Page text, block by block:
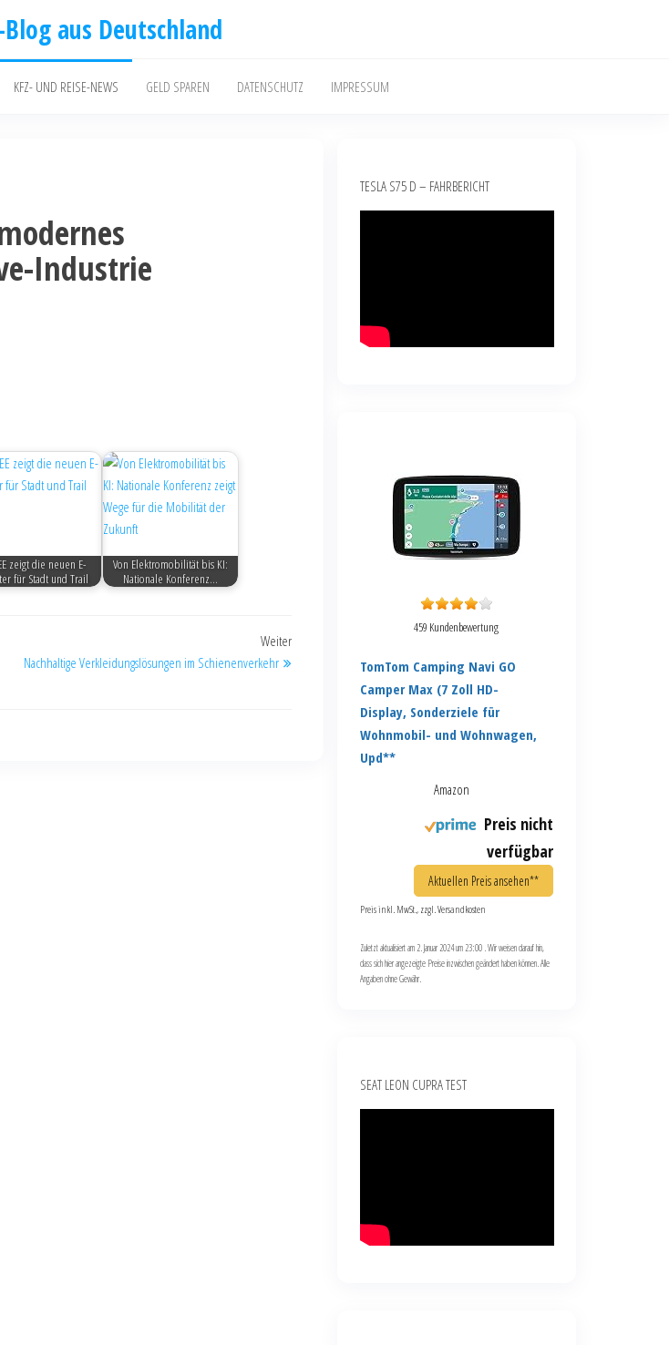
aus Deutschland
KFZ- UND REISE-NEWS GELD SPAREN DATENSCHUTZ IMPRESSUM
Industrie
zeigt die neuen E-
für Stadt und Trail
Von Elektromobilität bis KI:
Nationale Konferenz…
Weiter
Nachhaltige Verkleidungslösungen im Schienenverkehr
TESLA S75 D – FAHRBERICHT
459 Kundenbewertung
TomTom Camping Navi GO
Camper Max (7 Zoll HD-
Display, Sonderziele für
Wohnmobil- und Wohnwagen,
Upd**
Amazon
Preis nicht
verfügbar
Aktuellen Preis ansehen**
Preis inkl. MwSt., zzgl. Versandkosten
Zuletzt aktualisiert am 2. Januar 2024 um 23:00 . Wir weisen darauf hin,
dass sich hier angezeigte Preise inzwischen geändert haben können. Alle
Angaben ohne Gewähr.
SEAT LEON CUPRA TEST